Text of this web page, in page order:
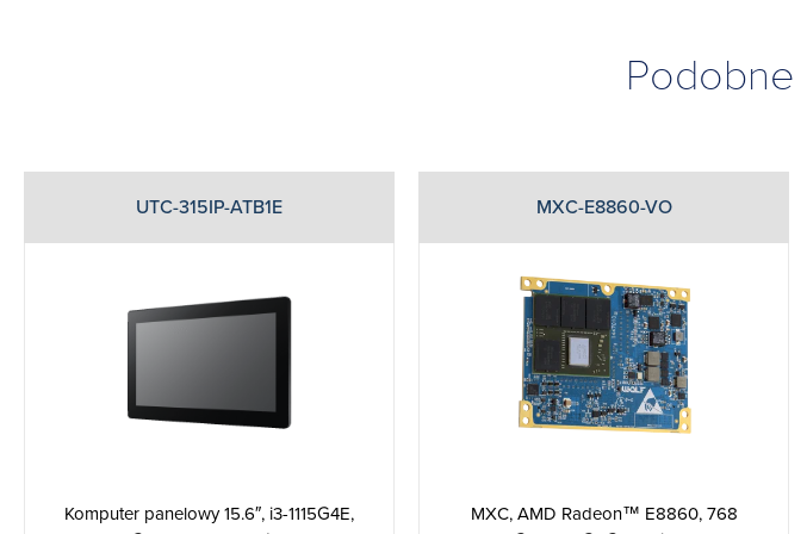
Podobne
UTC-315IP-ATB1E
Komputer panelowy 15.6″, i3-1115G4E,
MXC-E8860-VO
MXC, AMD Radeon™ E8860, 768